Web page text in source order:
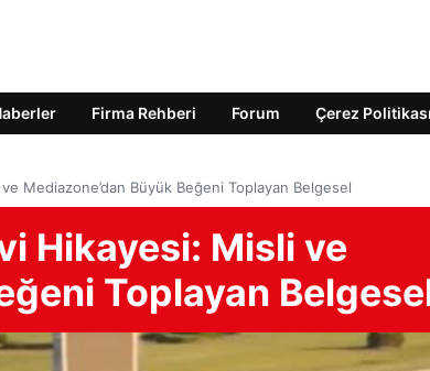
Firma Rehberi Forum Çerez Politikası
Mediazone’dan Büyük Beğeni Toplayan Belgesel
Hikayesi: Misli ve
Toplayan